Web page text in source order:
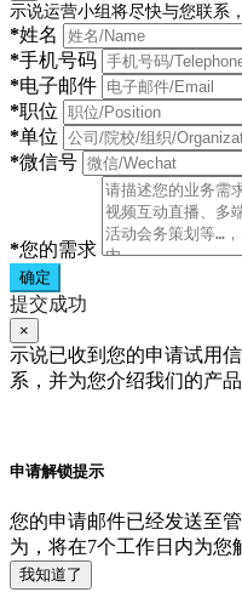
示说运营小组将尽快与您联系
*姓名
*手机号码
*电子邮件
*职位
*单位
*微信号
*您的需求
确定
提交成功
×
示说已收到您的申请试用
系，并为您介绍我们的产
申请解锁提示
您的申请邮件已经发送至
为，将在7个工作日内为您
我知道了